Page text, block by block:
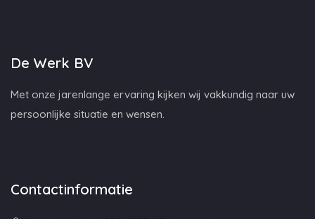
De Werk BV
Met onze jarenlange ervaring kijken wij vakkundig naar uw
persoonlijke situatie en wensen.
Contactinformatie